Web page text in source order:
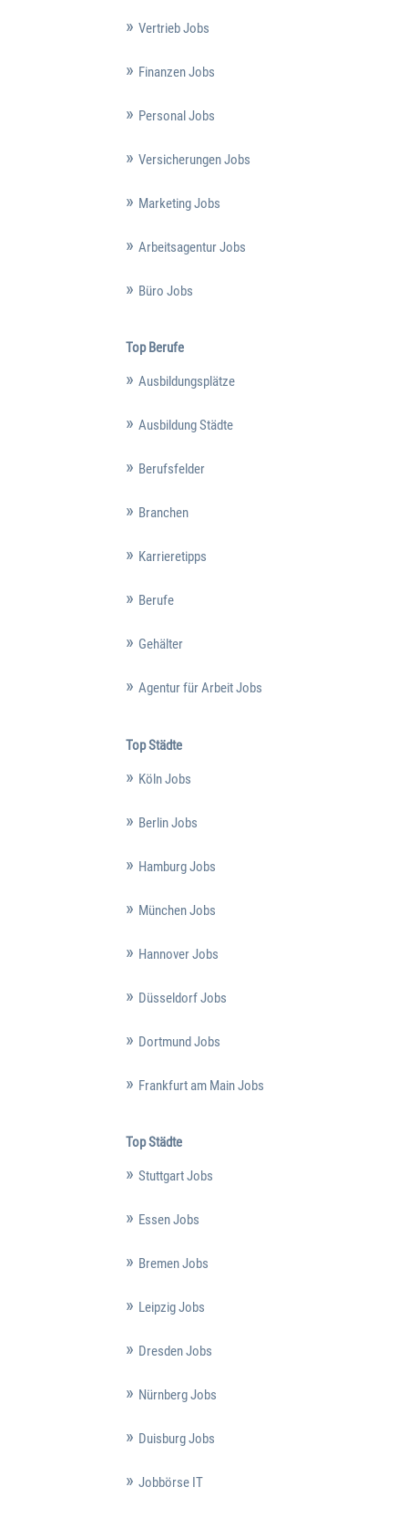
Vertrieb Jobs
Finanzen Jobs
Personal Jobs
Versicherungen Jobs
Marketing Jobs
Arbeitsagentur Jobs
Büro Jobs
Top Berufe
Ausbildungsplätze
Ausbildung Städte
Berufsfelder
Branchen
Karrieretipps
Berufe
Gehälter
Agentur für Arbeit Jobs
Top Städte
Köln Jobs
Berlin Jobs
Hamburg Jobs
München Jobs
Hannover Jobs
Düsseldorf Jobs
Dortmund Jobs
Frankfurt am Main Jobs
Top Städte
Stuttgart Jobs
Essen Jobs
Bremen Jobs
Leipzig Jobs
Dresden Jobs
Nürnberg Jobs
Duisburg Jobs
Jobbörse IT